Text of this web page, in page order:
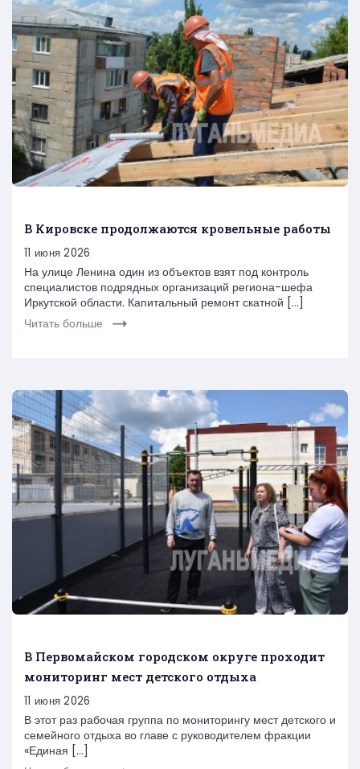
В Кировске продолжаются кровельные работы
11 июня 2026
На улице Ленина один из объектов взят под контроль
специалистов подрядных организаций региона-шефа
Иркутской области. Капитальный ремонт скатной […]
Читать больше
В Первомайском городском округе проходит
мониторинг мест детского отдыха
11 июня 2026
В этот раз рабочая группа по мониторингу мест детского и
семейного отдыха во главе с руководителем фракции
«Единая […]